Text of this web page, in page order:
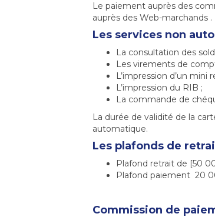
Le paiement auprès des
auprès des Web-marchands .
Les services non
La consultation des
Les virements de
L’impression d’un mini
L’impression du RIB ;
La commande de
La durée de validité de la
automatique.
Les plafonds de
Plafond retrait de [50
Plafond paiement 20
Commission de